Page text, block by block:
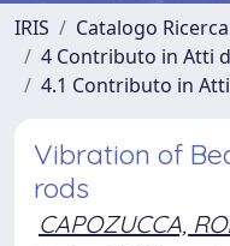
IRIS
Catalogo Ricerca
4 Contributo in Atti
4.1 Contributo in
Vibration of
rods
CAPOZUCCA,